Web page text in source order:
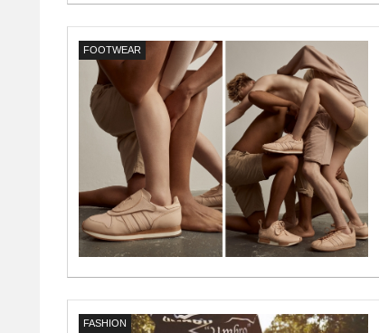
FOOTWEAR
FASHION